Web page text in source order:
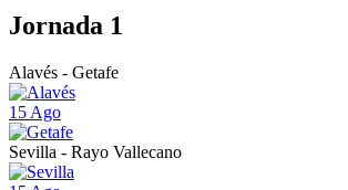
Jornada 1
Alavés - Getafe
15 Ago
Sevilla - Rayo Vallecano